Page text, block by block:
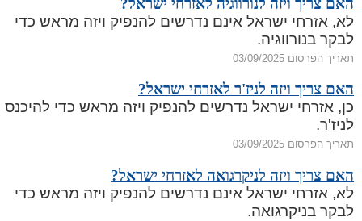
האם צריך ויזה לנורווגיה לאזרחי ישראל?
לא, אזרחי ישראל אינם נדרשים להנפיק ויזה מראש כדי
לבקר בנורווגיה.
תאריך הפרסום 03/09/2025
האם צריך ויזה לניז'ר לאזרחי ישראל?
כן, אזרחי ישראל נדרשים להנפיק ויזה מראש כדי להיכנס
לניז'ר.
תאריך הפרסום 03/09/2025
האם צריך ויזה לניקרגואה לאזרחי ישראל?
לא, אזרחי ישראל אינם נדרשים להנפיק ויזה מראש כדי
לבקר בניקרגואה.